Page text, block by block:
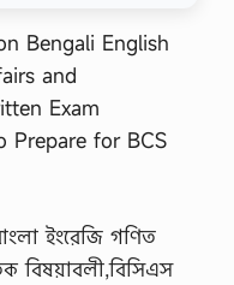
Bengali English
and
Exam
Prepare for BCS
ইংরেজি গণিত
বিষয়াবলী,বিসিএস